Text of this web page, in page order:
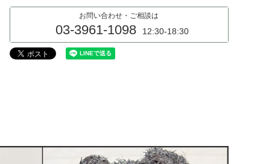
お問い合わせ・ご相談は
03-3961-1098 12:30-18:30